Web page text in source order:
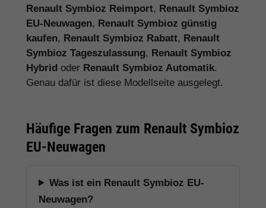
Renault Symbioz Reimport, Renault Symbioz
EU-Neuwagen, Renault Symbioz günstig
kaufen, Renault Symbioz Rabatt, Renault
Symbioz Tageszulassung, Renault Symbioz
Hybrid oder Renault Symbioz Automatik.
Genau dafür ist diese Modellseite ausgelegt.
Häufige Fragen zum Renault Symbioz
EU-Neuwagen
Was ist ein Renault Symbioz EU-
Neuwagen?